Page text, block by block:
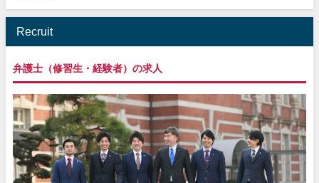
Recruit
弁護士（修習生・経験者）の求人